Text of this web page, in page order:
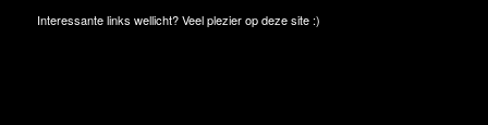
Interessante links wellicht? Veel plezier op deze site :)